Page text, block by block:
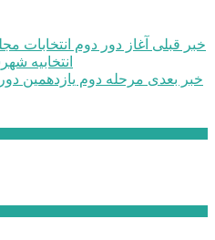
خبر قبلی
انتخابیه
خبر بعدی مرحله دوم یازدهمین